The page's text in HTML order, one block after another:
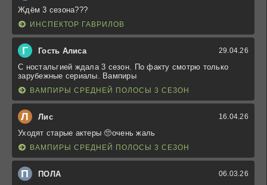
Ждём 3 сезона???
ИНСПЕКТОР ГАВРИЛОВ
Г Гость Алиса 29.04.26
С ностальгией ждала 3 сезон. По факту смотрю только
зарубежные сериалы. Вампиры
ВАМПИРЫ СРЕДНЕЙ ПОЛОСЫ 3 СЕЗОН
Л Лис 16.04.26
Уходят старые актеры 🥺очень жаль
ВАМПИРЫ СРЕДНЕЙ ПОЛОСЫ 3 СЕЗОН
П ПОЛА 06.03.26